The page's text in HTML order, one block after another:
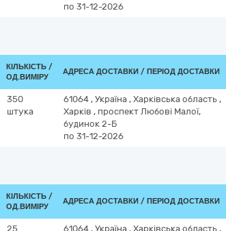
по 31-12-2026
КІЛЬКІСТЬ /
ОД.ВИМІРУ
АДРЕСА ДОСТАВКИ / ПЕРІОД ДОСТАВКИ
350
штука
61064 , Україна , Харківська область ,
Харків , проспект Любові Малої,
будинок 2-Б
по 31-12-2026
КІЛЬКІСТЬ /
ОД.ВИМІРУ
АДРЕСА ДОСТАВКИ / ПЕРІОД ДОСТАВКИ
25
61064 , Україна , Харківська область ,